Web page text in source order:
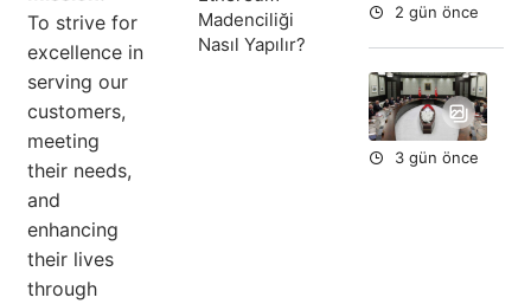
To strive for
excellence in
serving our
customers,
meeting
their needs,
and
enhancing
their lives
through
Madenciliği
Nasıl Yapılır?
2 gün önce
3 gün önce